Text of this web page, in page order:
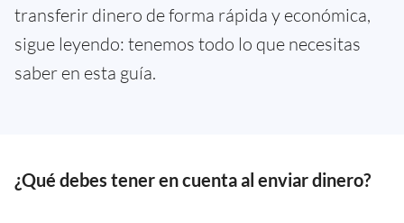
transferir dinero de forma rápida y económica,
sigue leyendo: tenemos todo lo que necesitas
saber en esta guía.
¿Qué debes tener en cuenta al enviar dinero?